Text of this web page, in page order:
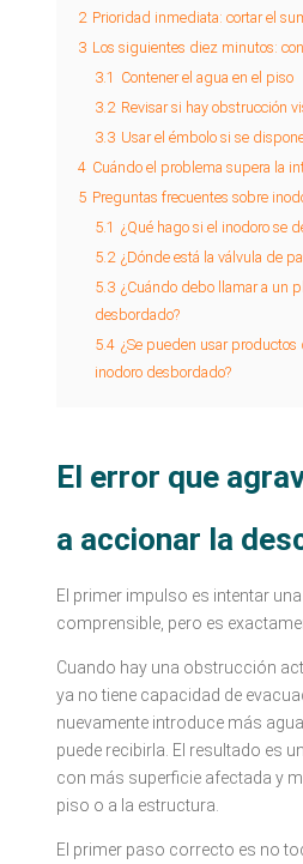
2 Prioridad inmediata: cortar el
3 Los siguientes diez minutos:
3.1 Contener el agua en el piso
3.2 Revisar si hay obstrucción
3.3 Usar el émbolo si se
4 Cuándo el problema supera la
5 Preguntas frecuentes sobre
5.1 ¿Qué hago si el inodoro se
5.2 ¿Dónde está la válvula de
5.3 ¿Cuándo debo llamar a un
desbordado?
5.4 ¿Se pueden usar
inodoro desbordado?
El error que
a accionar la
El primer impulso es intentar
comprensible, pero es
Cuando hay una obstrucción
ya no tiene capacidad de
nuevamente introduce más
puede recibirla. El resultado es
con más superficie afectada y
piso o a la estructura.
El primer paso correcto es no